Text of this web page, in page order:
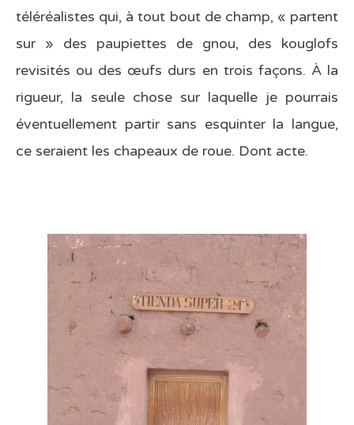
téléréalistes qui, à tout bout de champ, « partent
sur » des paupiettes de gnou, des kouglofs
revisités ou des œufs durs en trois façons. À la
rigueur, la seule chose sur laquelle je pourrais
éventuellement partir sans esquinter la langue,
ce seraient les chapeaux de roue. Dont acte.